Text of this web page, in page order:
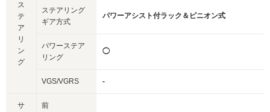
ス
テ
ア
リ
ン
グ
ステアリング
ギア方式
パワーアシスト付ラック＆ピニオン式
パワーステア
リング
◯
VGS/VGRS -
サ
前